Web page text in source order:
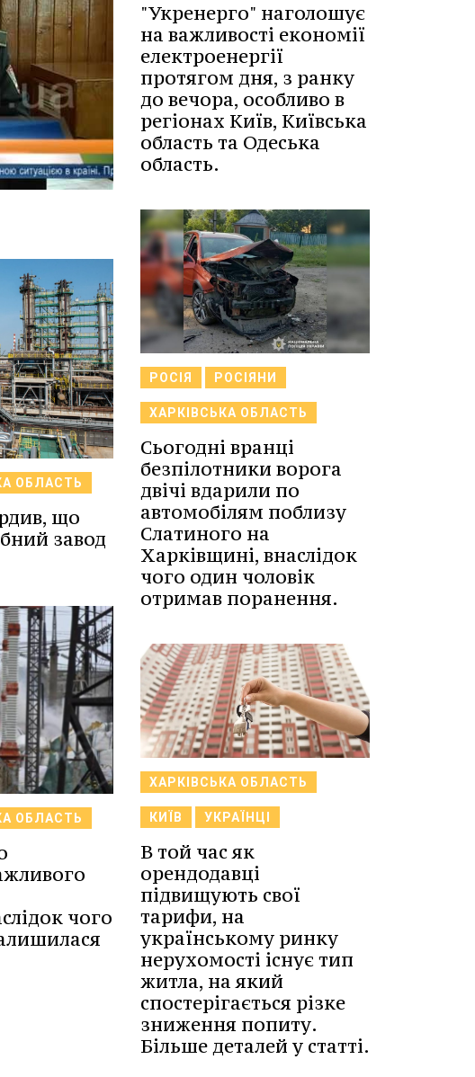
ОБЛАСТЬ
що
завод
ОБЛАСТЬ
чого
"Укренерго" наголошує
на важливості економії
електроенергії
протягом дня, з ранку
до вечора, особливо в
регіонах Київ, Київська
область та Одеська
область.
РОСІЯ РОСІЯНИ
ХАРКІВСЬКА ОБЛАСТЬ
Сьогодні вранці
безпілотники ворога
двічі вдарили по
автомобілям поблизу
Слатиного на
Харківщині, внаслідок
чого один чоловік
отримав поранення.
ХАРКІВСЬКА ОБЛАСТЬ
КИЇВ УКРАЇНЦІ
В той час як
орендодавці
підвищують свої
тарифи, на
українському ринку
нерухомості існує тип
житла, на який
спостерігається різке
зниження попиту.
Більше деталей у статті.